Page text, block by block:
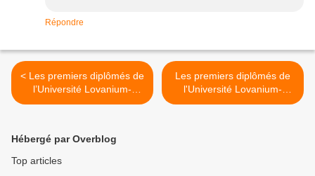
Répondre
< Les premiers diplômés de
l’Université Lovanium-
Faculté de théologie.
Les premiers diplômés de
l'Université Lovanium-
Faculté de droit >
Hébergé par Overblog
Top articles